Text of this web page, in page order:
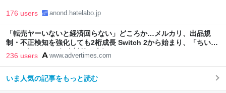
176 users anond.hatelabo.jp
「転売ヤーいないと経済回らない」どころか…メルカリ、出品規
制・不正検知を強化しても2桁成長 Switch 2から始まり、「ちいか
わ」で極まった“転売対策の本気”
236 users www.advertimes.com
いま人気の記事をもっと読む